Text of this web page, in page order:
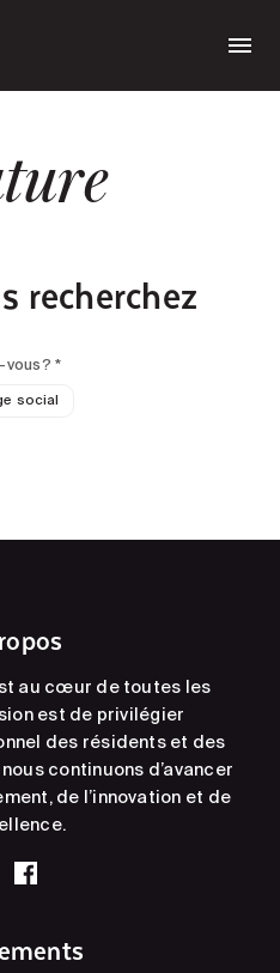
recherchez
vous? *
social
au cœur de toutes les
est de privilégier
des résidents et des
continuons d’avancer
de l’innovation et de